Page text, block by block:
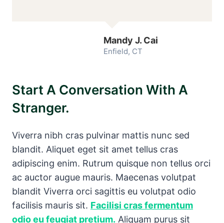
Mandy J. Cai
Enfield, CT
Start A Conversation With A
Stranger.
Viverra nibh cras pulvinar mattis nunc sed
blandit. Aliquet eget sit amet tellus cras
adipiscing enim. Rutrum quisque non tellus orci
ac auctor augue mauris. Maecenas volutpat
blandit Viverra orci sagittis eu volutpat odio
facilisis mauris sit. Facilisi cras fermentum
odio eu feugiat pretium. Aliquam purus sit